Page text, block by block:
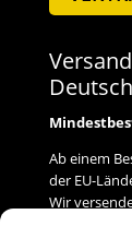
Ab einem
der EU-
Wir